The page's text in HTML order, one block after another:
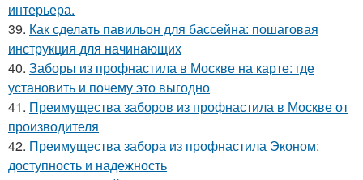
интерьера.
39. Как сделать павильон для бассейна: пошаговая
инструкция для начинающих
40. Заборы из профнастила в Москве на карте: где
установить и почему это выгодно
41. Преимущества заборов из профнастила в Москве от
производителя
42. Преимущества забора из профнастила Эконом:
доступность и надежность